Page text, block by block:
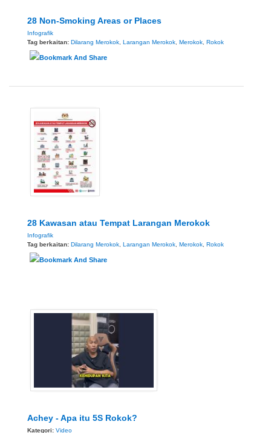
28 Non-Smoking Areas or Places
Infografik
Tag berkaitan: Dilarang Merokok Larangan Merokok Merokok Rokok
28 Kawasan atau Tempat Larangan Merokok
Infografik
Tag berkaitan: Dilarang Merokok Larangan Merokok Merokok Rokok
Achey - Apa itu 5S Rokok?
Kategori: Video